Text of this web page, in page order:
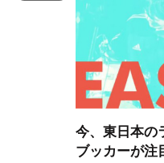
今、東日本の
ブッカーが注